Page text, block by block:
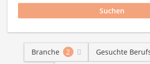
Branche 2 Gesuchte